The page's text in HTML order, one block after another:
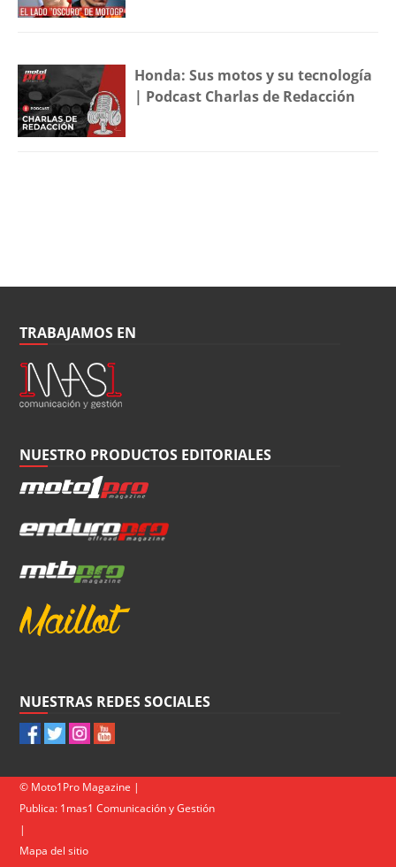
Honda: Sus motos y su tecnología
| Podcast Charlas de Redacción
TRABAJAMOS EN
NUESTRO PRODUCTOS EDITORIALES
NUESTRAS REDES SOCIALES
© Moto1Pro Magazine |
Publica: 1mas1 Comunicación y Gestión
|
Mapa del sitio